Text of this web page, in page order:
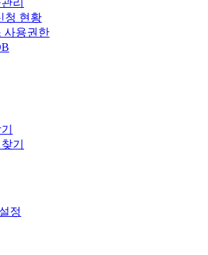
리
청 현황
사용권한
기
정